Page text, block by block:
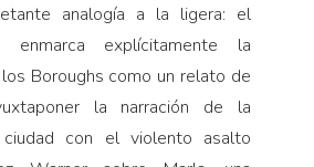
analogía a la ligera: el
enmarca explícitamente la
Boroughs como un relato de
la narración de la
con el violento asalto